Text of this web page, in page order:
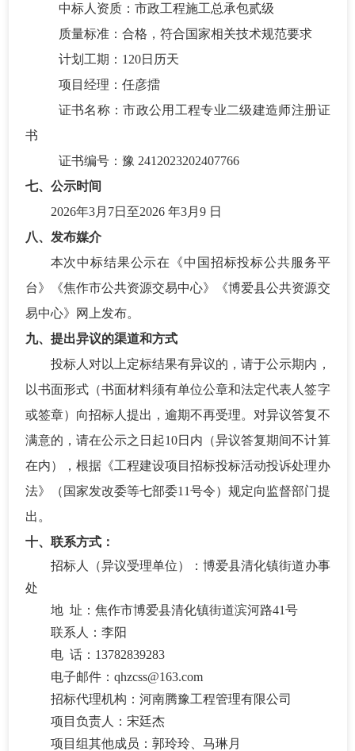
中标人资质：市政工程施工总承包贰级
质量标准：合格，符合国家相关技术规范要求
计划工期： 120日历天
项目经理：任彦擂
证书名称：市政公用工程专业二级建造师注册证
书
证书编号：豫 2412023202407766
七、公示时间
2026年3月 7日至2026 年3月 9 日
八、发布媒介
本次中标结果公示在《中国招标投标公共服务平
台》《焦作市公共资源交易中心》《博爱县公共资源交
易中心》网上发布。
九、提出异议的渠道和方式
投标人对以上定标结果有异议的，请于公示期内，
以书面形式（书面材料须有单位公章和法定代表人签字
或签章）向招标人提出，逾期不再受理。对异议答复不
满意的，请在公示之日起10日内（异议答复期间不计算
在内），根据《工程建设项目招标投标活动投诉处理办
法》（国家发改委等七部委11号令）规定向监督部门提
出。
十、联系方式：
招标人
（异议受理单位）
：博爱县清化镇街道办事
处
地 址：焦作市博爱县清化镇街道滨河路41号
联系人：李阳
电 话： 13782839283
电子邮件： qhzcss@163.com
招标代理机构：河南腾豫工程管理有限公司
项目负责人： 宋廷杰
项目组其他成员： 郭玲玲、马琳月